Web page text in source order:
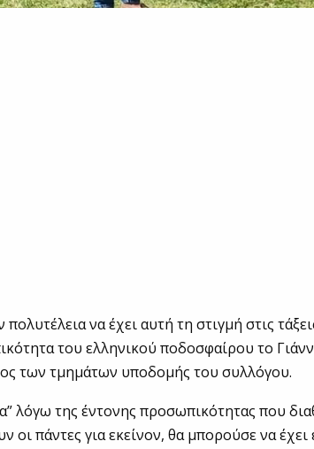
να έχει αυτή τη στιγμή στις
του ελληνικού ποδοσφαίρου το
των τμημάτων υποδομής του συλλόγου.
λόγω της έντονης προσωπικότητας που
οι πάντες για εκείνον, θα μπορούσε να έχει